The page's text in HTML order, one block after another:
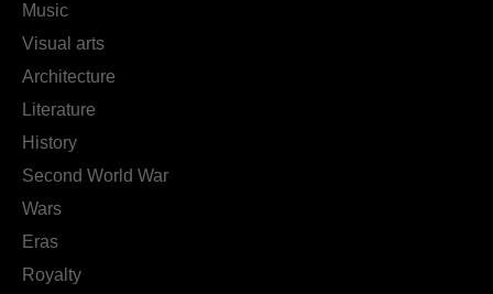
Music
Visual arts
Architecture
Literature
History
Second World War
Wars
Eras
Royalty